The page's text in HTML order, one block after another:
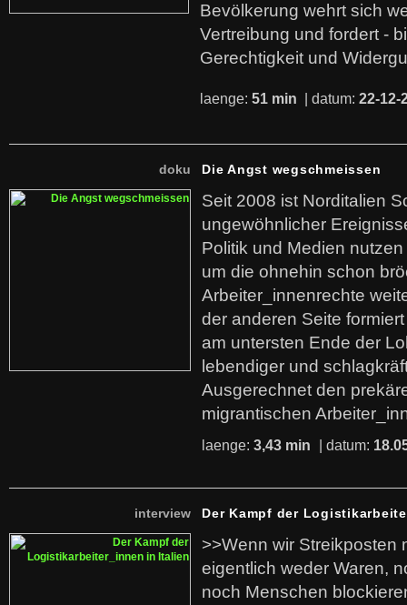
Bevölkerung wehrt sich
Vertreibung und fordert -
Gerechtigkeit und
laenge: 51 min | datum: 22-12-
doku Die Angst wegschmeissen
Seit 2008 ist Norditalien
ungewöhnlicher
Politik und Medien
um die ohnehin schon
Arbeiter_innenrechte
der anderen Seite
am untersten Ende der
lebendiger und
Ausgerechnet den
migrantischen
laenge: 3,43 min | datum:
interview Der Kampf der
>>Wenn wir Streikposten
eigentlich weder Waren,
noch Menschen